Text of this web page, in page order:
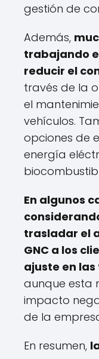
gestión de
Además,
trabajando
reducir el
través de la
el
vehículos.
opciones de
energía
En algunos
trasladar el
GNC a los
ajuste en
aunque esta
impacto
de la
En resumen,